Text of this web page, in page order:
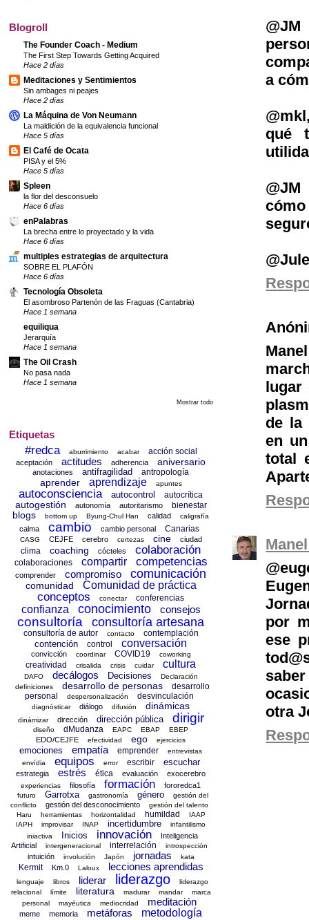
a
qué
lugar
de la
en
total
por
ese
otra
Blogroll
The Founder Coach - Medium
The First Step Towards Getting Acquired
Hace 2 días
Meditaciones y Sentimientos
Sin ambages ni peajes
Hace 2 días
La Máquina de Von Neumann
La maldición de la equivalencia funcional
Hace 5 días
El Café de Ocata
PISA y el 5%
Hace 5 días
Spleen
la flor del desconsuelo
Hace 6 días
enPalabras
La brecha entre lo proyectado y la vida
Hace 6 días
multiples estrategias de arquitectura
SOBRE EL PLAFÓN
Hace 6 días
Tecnología Obsoleta
El asombroso Partenón de las Fraguas (Cantabria)
Hace 1 semana
equiliqua
Jerarquía
Hace 1 semana
The Oil Crash
No pasa nada
Hace 1 semana
Mostrar todo
Etiquetas
#redca aburrimiento acabar acción social
aceptación actitudes adherencia aniversario
anotaciones antifragilidad antropología
aprender aprendizaje apuntes
autoconsciencia autocontrol autocrítica
autogestión autonomía autoritarismo bienestar
blogs bottom up Byung-Chul Han calidad caligrafía
calma cambio cambio personal Canarias
CASG CEJFE cerebro certezas cine ciudad
clima coaching cócteles colaboración
colaboraciones compartir competencias
comprender compromiso comunicación
comunidad Comunidad de práctica
conceptos conectar conferencias
confianza conocimiento consejos
consultoría consultoría artesana
consultoría de autor contacto contemplación
contención control conversación
convicción coordinar COVID19 coworking
creatividad crisalida crisis cuidar cultura
DAFO decálogos Decisiones
Declaración
definiciones
desarrollo de personas
desarrollo
personal
despersonalización desvinculación
diagnósticar diálogo difusión dinámicas
dinámizar dirección dirección pública dirigir
diseño dMudanza EAPC EBAP EBEP
EDO/CEJFE efectividad ego ejercicios
emociones empatía emprender
entrevistas
envídia
equipos error escribir escuchar
estrategia estrés ética evaluación exocerebro
experiencias filosofía formación fororedca1
futuro Garrotxa gastronomía género
gestión del
conflicto
gestión del desconocimiento
gestión del talento
Haru
herramientas horizontalidad humildad
IAAP
IAPH
improvisar INAP incertidumbre
infantilismo
iniactiva
Inicios innovación
Inteligencia
Artificial
intergeneracional interrelación introspección
intuición involución Japón jornadas kata
Kermit Km.0 Laloux lecciones aprendidas
lenguaje libros liderar liderazgo
liderazgo
relacional
límite literatura madurar mandar
marca
personal
mayéutica mediocridad meditación
meme memoria metáforas
metodología